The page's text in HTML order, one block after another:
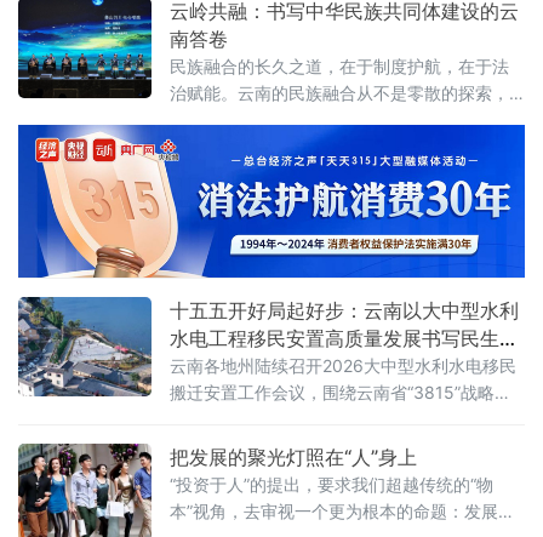
化联农带农上走出特色路径，成
置工作如何破局？如何让“搬得出”的承诺落地生
根，让“稳得住、能发展、可致富”的目标照进现
实？楚雄州搬迁安置办给出了清晰答案——以
战略为引领，以产业为根基，以融合为路径，
将移民搬迁安置与全州“5+6”重点产业发
云岭共融：书写中华民族共同体建设的云
南答卷
民族融合的长久之道，在于制度护航，在于法
治赋能。云南的民族融合从不是零散的探索，
果，为各民族交往交流交融筑牢了坚实根基
十五五开好局起好步：云南以大中型水利
水电工程移民安置高质量发展书写民生新
答卷
云南各地州陆续召开2026大中型水利水电移民
搬迁安置工作会议，围绕云南省“3815”战略发
统谋划、精准施策，全力推动各项工作落地见
效。以楚雄彝族自治州、昆明市、曲靖市、德
宏傣族景颇族自治州为例，把移民安置作为重
大民生工程、发展工程、团结工程、稳边工
把发展的聚光灯照在“人”身上
“投资于人”的提出，要求我们超越传统的“物
本”视角，去审视一个更为根本的命题：发展的